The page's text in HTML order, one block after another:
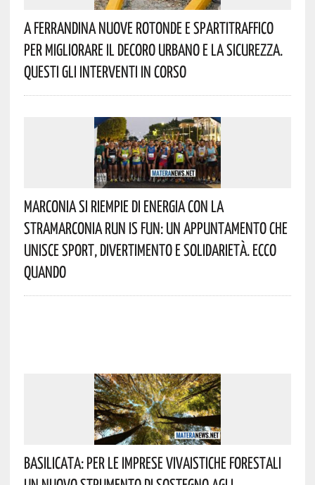
A Ferrandina Nuove Rotonde E Spartitraffico
Per Migliorare Il Decoro Urbano E La Sicurezza.
Questi Gli Interventi In Corso
Marconia Si Riempie Di Energia Con La
StraMarconia Run Is Fun: Un Appuntamento Che
Unisce Sport, Divertimento E Solidarietà. Ecco
Quando
Basilicata: Per Le Imprese Vivaistiche Forestali